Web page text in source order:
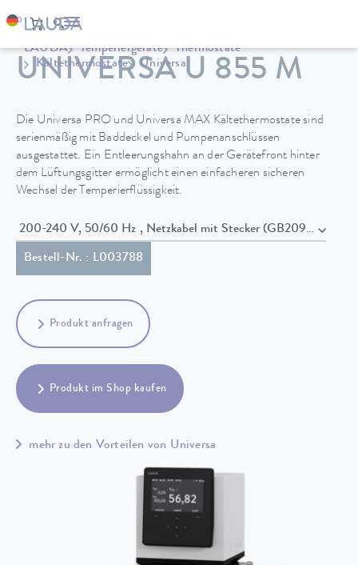
LAUDA Temperiergeräte
Thermostate
Kältethermostate
Universa
UNIVERSA U 855 M
Die Universa PRO und Universa MAX Kältethermostate sind
serienmäßig mit Baddeckel und Pumpenanschlüssen
ausgestattet. Ein Entleerungshahn an der Gerätefront hinter
dem Lüftungsgitter ermöglicht einen einfacheren sicheren
Wechsel der Temperierflüssigkeit.
200-240 V, 50/60 Hz , Netzkabel mit Stecker (GB2099, 15934)
Bestell-Nr. : L003788
Produkt anfragen
Produkt im Shop kaufen
mehr zu den Vorteilen von Universa